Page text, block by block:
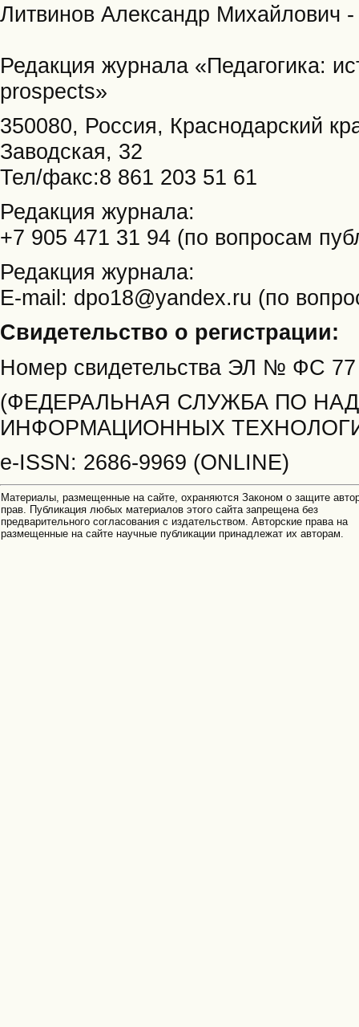
Литвинов Александр Михайлович -
Редакция журнала «Педагогика:
prospects»
350080, Россия, Краснодарский
Заводская, 32
Тел/факс:8 861 203 51 61
Редакция журнала:
+7 905 471 31 94 (по вопросам
Редакция журнала:
E-mail: dpo18@yandex.ru (по
Свидетельство о регистрации:
Номер свидетельства ЭЛ № ФС
(ФЕДЕРАЛЬНАЯ СЛУЖБА ПО
ИНФОРМАЦИОННЫХ
e-ISSN: 2686-9969 (ONLINE)
Материалы, размещенные на сайте, охраняются Законом о защите
прав. Публикация любых материалов этого сайта запрещена без
предварительного согласования с издательством. Авторские права на
размещенные на сайте научные публикации принадлежат их авторам.